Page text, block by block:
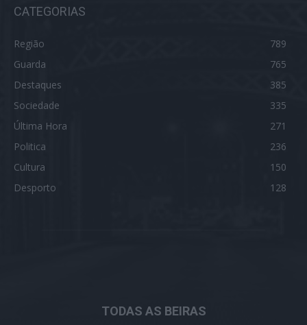
CATEGORIAS
Região
789
Guarda
765
Destaques
385
Sociedade
335
Última Hora
271
Politica
236
Cultura
150
Desporto
128
TODAS AS BEIRAS